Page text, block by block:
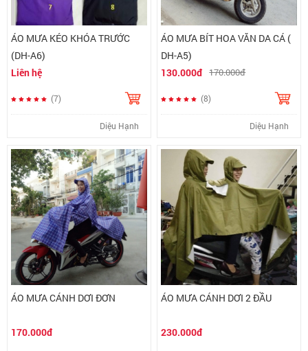
ÁO MƯA KÉO KHÓA TRƯỚC
(DH-A6)
Liên hệ
(7)
Diệu Hạnh
ÁO MƯA BÍT HOA VĂN DA CÁ (
DH-A5)
130.000đ 170.000đ
(8)
Diệu Hạnh
ÁO MƯA CÁNH DƠI ĐƠN
170.000đ
ÁO MƯA CÁNH DƠI 2 ĐẦU
230.000đ